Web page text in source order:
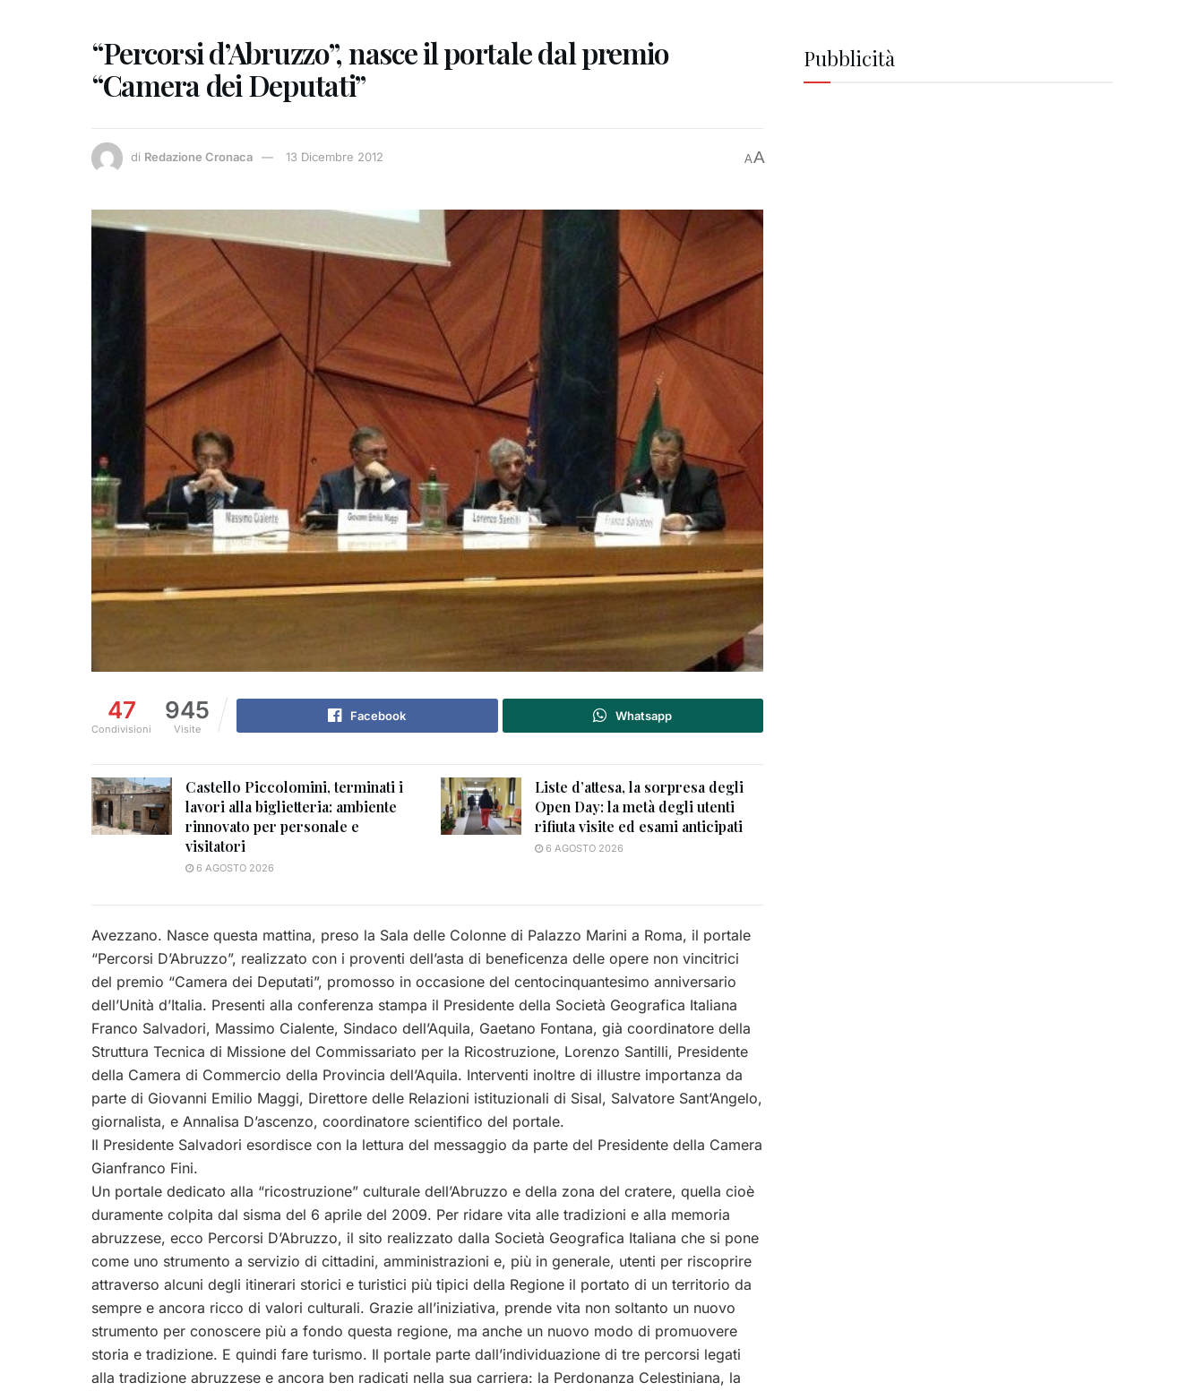
“Percorsi d’Abruzzo”, nasce il portale dal premio
“Camera dei Deputati”
di Redazione Cronaca 13 Dicembre 2012 AA
47
Condivisioni
945
Visite
Facebook Whatsapp
Castello Piccolomini, terminati i
lavori alla biglietteria: ambiente
rinnovato per personale e
visitatori
6 AGOSTO 2026
Liste d’attesa, la sorpresa degli
Open Day: la metà degli utenti
rifiuta visite ed esami anticipati
6 AGOSTO 2026
Avezzano. Nasce questa mattina, preso la Sala delle Colonne di Palazzo Marini a Roma, il portale
“Percorsi D’Abruzzo”, realizzato con i proventi dell’asta di beneficenza delle opere non vincitrici
del premio “Camera dei Deputati”, promosso in occasione del centocinquantesimo anniversario
dell’Unità d’Italia. Presenti alla conferenza stampa il Presidente della Società Geografica Italiana
Franco Salvadori, Massimo Cialente, Sindaco dell’Aquila, Gaetano Fontana, già coordinatore della
Struttura Tecnica di Missione del Commissariato per la Ricostruzione, Lorenzo Santilli, Presidente
della Camera di Commercio della Provincia dell’Aquila. Interventi inoltre di illustre importanza da
parte di Giovanni Emilio Maggi, Direttore delle Relazioni istituzionali di Sisal, Salvatore Sant’Angelo,
giornalista, e Annalisa D’ascenzo, coordinatore scientifico del portale.
Il Presidente Salvadori esordisce con la lettura del messaggio da parte del Presidente della Camera
Gianfranco Fini.
Un portale dedicato alla “ricostruzione” culturale dell’Abruzzo e della zona del cratere, quella cioè
duramente colpita dal sisma del 6 aprile del 2009. Per ridare vita alle tradizioni e alla memoria
abruzzese, ecco Percorsi D’Abruzzo, il sito realizzato dalla Società Geografica Italiana che si pone
come uno strumento a servizio di cittadini, amministrazioni e, più in generale, utenti per riscoprire
attraverso alcuni degli itinerari storici e turistici più tipici della Regione il portato di un territorio da
sempre e ancora ricco di valori culturali. Grazie all’iniziativa, prende vita non soltanto un nuovo
strumento per conoscere più a fondo questa regione, ma anche un nuovo modo di promuovere
storia e tradizione. E quindi fare turismo. Il portale parte dall’individuazione di tre percorsi legati
alla tradizione abruzzese e ancora ben radicati nella sua carriera: la Perdonanza Celestiniana, la
Pubblicità